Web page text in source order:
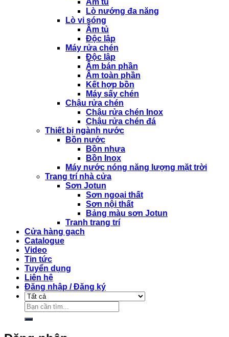
Âm tủ
Lò nướng đa năng
Lò vi sóng
Âm tủ
Độc lập
Máy rửa chén
Độc lập
Âm bán phần
Âm toàn phần
Kết hợp bồn
Máy sấy chén
Chậu rửa chén
Chậu rửa chén Inox
Chậu rửa chén đá
Thiết bị ngành nước
Bồn nước
Bồn nhựa
Bồn Inox
Máy nước nóng năng lượng mặt trời
Trang trí nhà cửa
Sơn Jotun
Sơn ngoại thất
Sơn nội thất
Bảng màu sơn Jotun
Tranh trang trí
Cửa hàng gạch
Catalogue
Video
Tin tức
Tuyển dụng
Liên hệ
Đăng nhập / Đăng ký
Tìm
kiếm: